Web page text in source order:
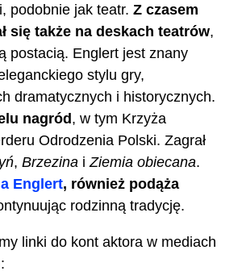
podobnie jak teatr. Z czasem
się także na deskach teatrów,
postacią. Englert jest znany
stylu gry,
dramatycznych i historycznych.
nagród, w tym Krzyża
Odrodzenia Polski. Zagrał
, Brzezina i Ziemia obiecana.
Englert, również podąża
rodzinną tradycję.
linki do kont aktora w mediach